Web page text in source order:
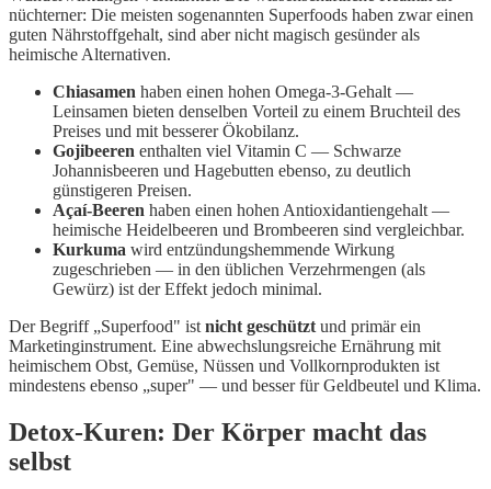
nüchterner: Die meisten sogenannten Superfoods haben zwar einen
guten Nährstoffgehalt, sind aber nicht magisch gesünder als
heimische Alternativen.
Chiasamen haben einen hohen Omega-3-Gehalt —
Leinsamen bieten denselben Vorteil zu einem Bruchteil des
Preises und mit besserer Ökobilanz.
Gojibeeren enthalten viel Vitamin C — Schwarze
Johannisbeeren und Hagebutten ebenso, zu deutlich
günstigeren Preisen.
Açaí-Beeren haben einen hohen Antioxidantiengehalt —
heimische Heidelbeeren und Brombeeren sind vergleichbar.
Kurkuma wird entzündungshemmende Wirkung
zugeschrieben — in den üblichen Verzehrmengen (als
Gewürz) ist der Effekt jedoch minimal.
Der Begriff „Superfood" istnicht geschütztund primär ein
Marketinginstrument. Eine abwechslungsreiche Ernährung mit
heimischem Obst, Gemüse, Nüssen und Vollkornprodukten ist
mindestens ebenso „super" — und besser für Geldbeutel und Klima.
Detox-Kuren: Der Körper macht das
selbst